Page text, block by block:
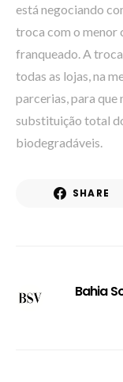
está negociando
troca com o menor
franqueado. A
todas as lojas, na
parcerias, para que
substituição total
biodegradáveis.
SHARE
Bahia